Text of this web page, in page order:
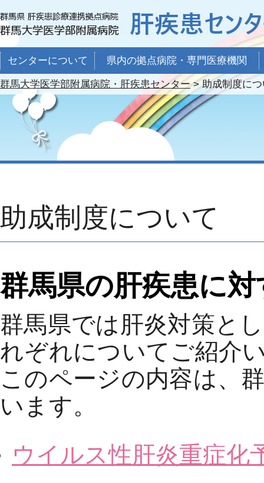
センターについて 県内の拠点病院・専門医療機関
群馬大学医学部附属病院・肝疾患センター>助成制度に
助成制度について
群馬県の肝疾患に
群馬県では肝炎対策と
れぞれについてご紹介
このページの内容は、
います。
ウイルス性肝炎重症化